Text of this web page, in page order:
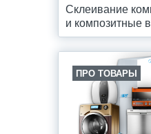
Склеивание
и композитные
ПРО ТОВАРЫ